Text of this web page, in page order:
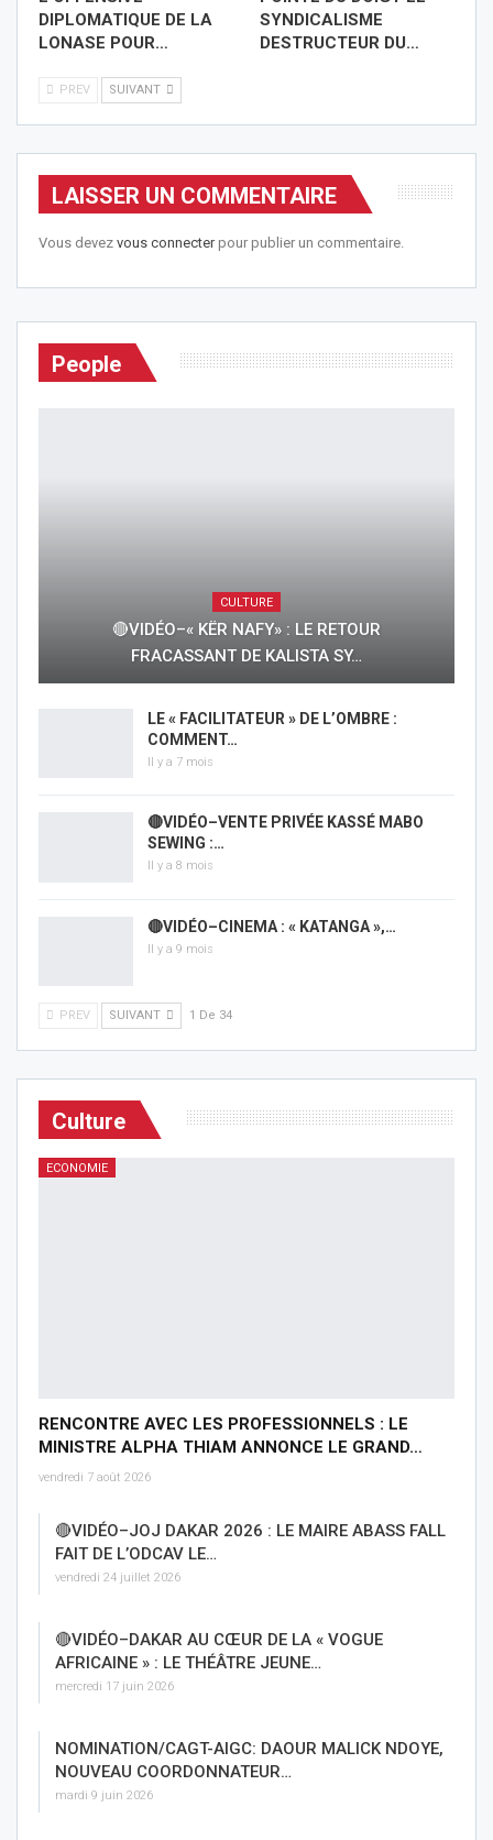
DIPLOMATIQUE DE LA
LONASE POUR…
SYNDICALISME
DESTRUCTEUR DU…
PREV SUIVANT
LAISSER UN COMMENTAIRE
Vous devez vous connecterpour publier un commentaire.
People
CULTURE
🔴VIDÉO–« KËR NAFY» : LE RETOUR
FRACASSANT DE KALISTA SY…
LE « FACILITATEUR » DE L’OMBRE :
COMMENT…
Il y a 7 mois
🔴VIDÉO–VENTE PRIVÉE KASSÉ MABO
SEWING :…
Il y a 8 mois
🔴VIDÉO–CINEMA : « KATANGA »,…
Il y a 9 mois
PREV SUIVANT 1 De 34
Culture
ECONOMIE
RENCONTRE AVEC LES PROFESSIONNELS : LE
MINISTRE ALPHA THIAM ANNONCE LE GRAND…
vendredi 7 août 2026
🔴VIDÉO–JOJ DAKAR 2026 : LE MAIRE ABASS FALL
FAIT DE L’ODCAV LE…
vendredi 24 juillet 2026
🔴VIDÉO–DAKAR AU CŒUR DE LA « VOGUE
AFRICAINE » : LE THÉÂTRE JEUNE…
mercredi 17 juin 2026
NOMINATION/CAGT-AIGC: DAOUR MALICK NDOYE,
NOUVEAU COORDONNATEUR…
mardi 9 juin 2026